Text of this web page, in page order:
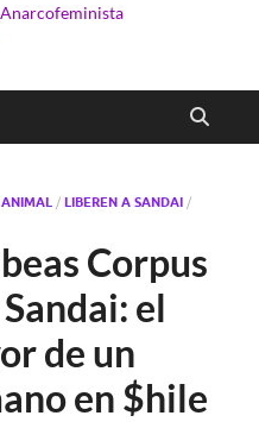
ANIMAL / LIBEREN A SANDAI /
Corpus
el
de un
en $hile